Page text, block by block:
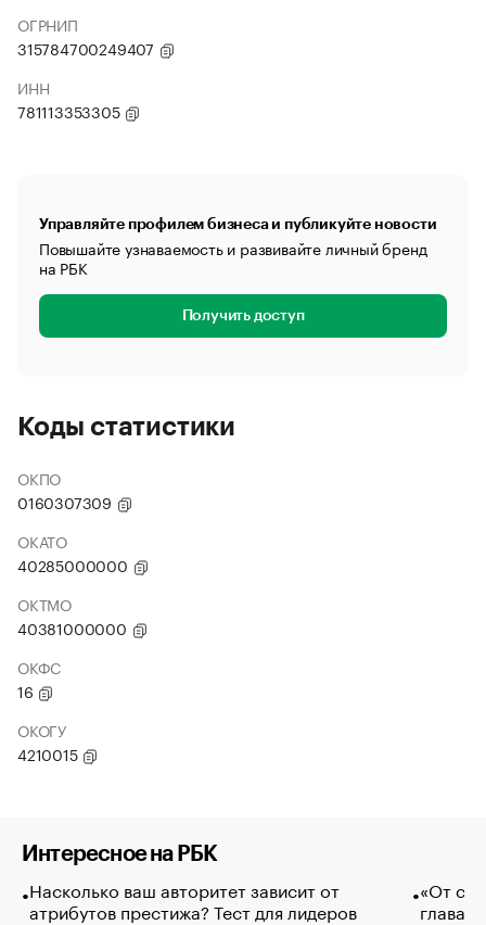
ОГРНИП
315784700249407
ИНН
781113353305
Управляйте профилем бизнеса и публикуйте новости
Повышайте узнаваемость и развивайте личный бренд
на РБК
Получить доступ
Коды статистики
ОКПО
0160307309
ОКАТО
40285000000
ОКТМО
40381000000
ОКФС
16
ОКОГУ
4210015
Интересное на РБК
Насколько ваш авторитет зависит от
атрибутов престижа? Тест для лидеров
«От
глава